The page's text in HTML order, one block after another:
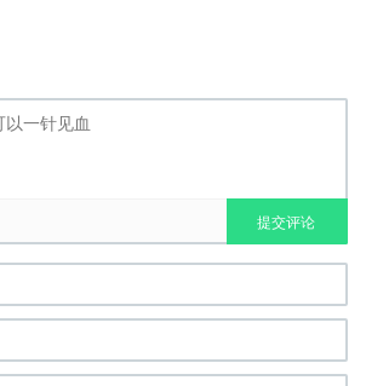
提交评论